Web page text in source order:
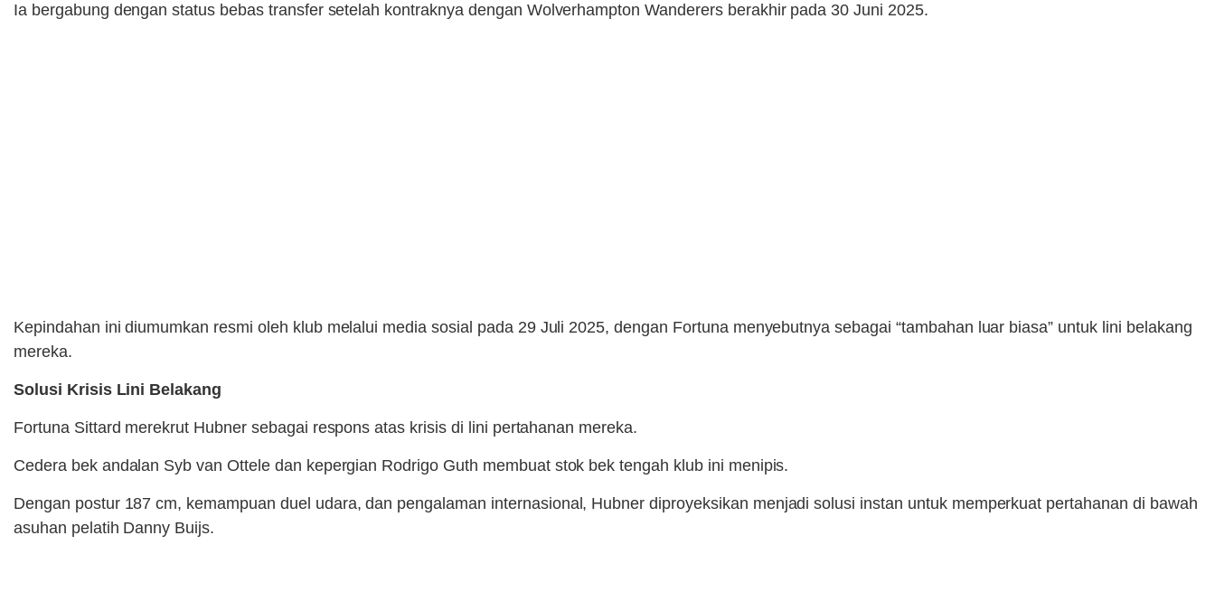
Ia bergabung dengan status bebas transfer setelah kontraknya dengan Wolverhampton Wanderers berakhir pada 30 Juni 2025.
Kepindahan ini diumumkan resmi oleh klub melalui media sosial pada 29 Juli 2025, dengan Fortuna menyebutnya sebagai “tambahan luar biasa” untuk lini belakang
mereka.
Solusi Krisis Lini Belakang
Fortuna Sittard merekrut Hubner sebagai respons atas krisis di lini pertahanan mereka.
Cedera bek andalan Syb van Ottele dan kepergian Rodrigo Guth membuat stok bek tengah klub ini menipis.
Dengan postur 187 cm, kemampuan duel udara, dan pengalaman internasional, Hubner diproyeksikan menjadi solusi instan untuk memperkuat pertahanan di bawah
asuhan pelatih Danny Buijs.